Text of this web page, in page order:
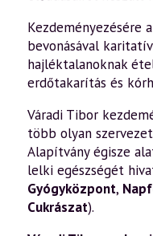
Kezdeményezésére
bevonásával
hajléktalanoknak
erdőtakarítás és
Váradi Tibor
több olyan
Alapítvány égisze
lelki egészségét
Gyógyközpont,
Cukrászat).